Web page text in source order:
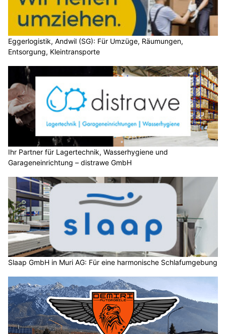
Eggerlogistik, Andwil (SG): Für Umzüge, Räumungen,
Entsorgung, Kleintransporte
Ihr Partner für Lagertechnik, Wasserhygiene und
Garageneinrichtung – distrawe GmbH
Slaap GmbH in Muri AG: Für eine harmonische Schlafumgebung